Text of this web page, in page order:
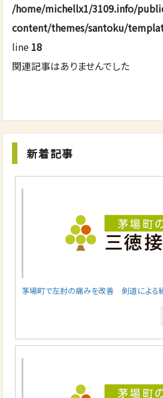
/home/michellx1/3109.info/
content/themes/santoku/
line 18
関連記事はありませんでした
新着記事
茅場町で左肘の痛みを改善 剣道による